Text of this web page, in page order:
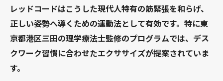
レッドコードはこうした現代人特有の筋緊張を和らげ、
正しい姿勢へ導くための運動法として有効です。特に東
京都港区三田の理学療法士監修のプログラムでは、デス
クワーク習慣に合わせたエクササイズが提案されていま
す。